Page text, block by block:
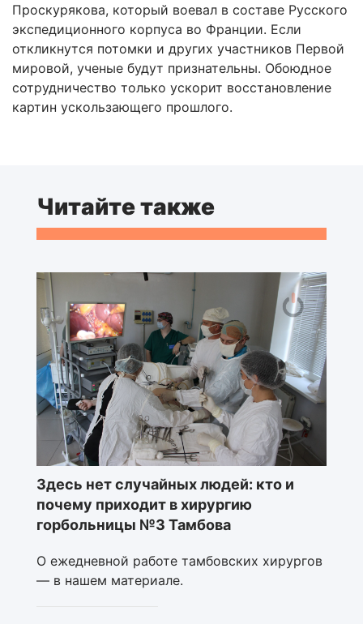
Проскурякова, который воевал в составе Русского
экспедиционного корпуса во Франции. Если
откликнутся потомки и других участников Первой
мировой, ученые будут признательны. Обоюдное
сотрудничество только ускорит восстановление
картин ускользающего прошлого.
Читайте также
Здесь нет случайных людей: кто и
почему приходит в хирургию
горбольницы №3 Тамбова
О ежедневной работе тамбовских хирургов
— в нашем материале.